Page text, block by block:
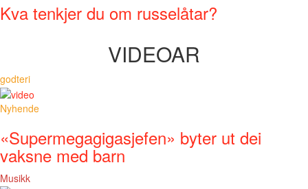
Kva tenkjer du om russelåtar?
VIDEOAR
godteri
Nyhende
«Supermegagigasjefen» byter ut dei
vaksne med barn
Musikk